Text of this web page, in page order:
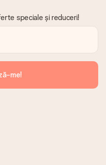
speciale și reduceri!
me!